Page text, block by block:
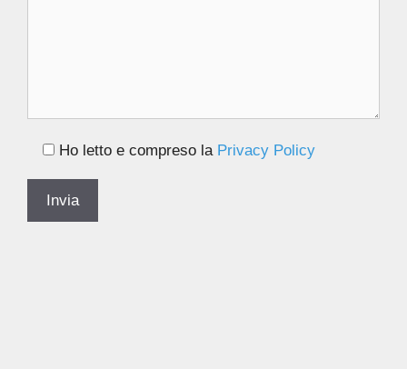
Ho letto e compreso la Privacy Policy